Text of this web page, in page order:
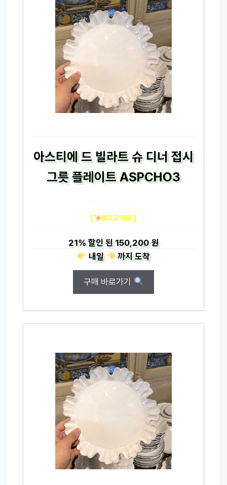
아스티에 드 빌라트 슈 디너 접시
그릇 플레이트 ASPCHO3
[ NO.2 제품 ]
21%할인 된150,200 원
내일
까지도착
구매 바로가기